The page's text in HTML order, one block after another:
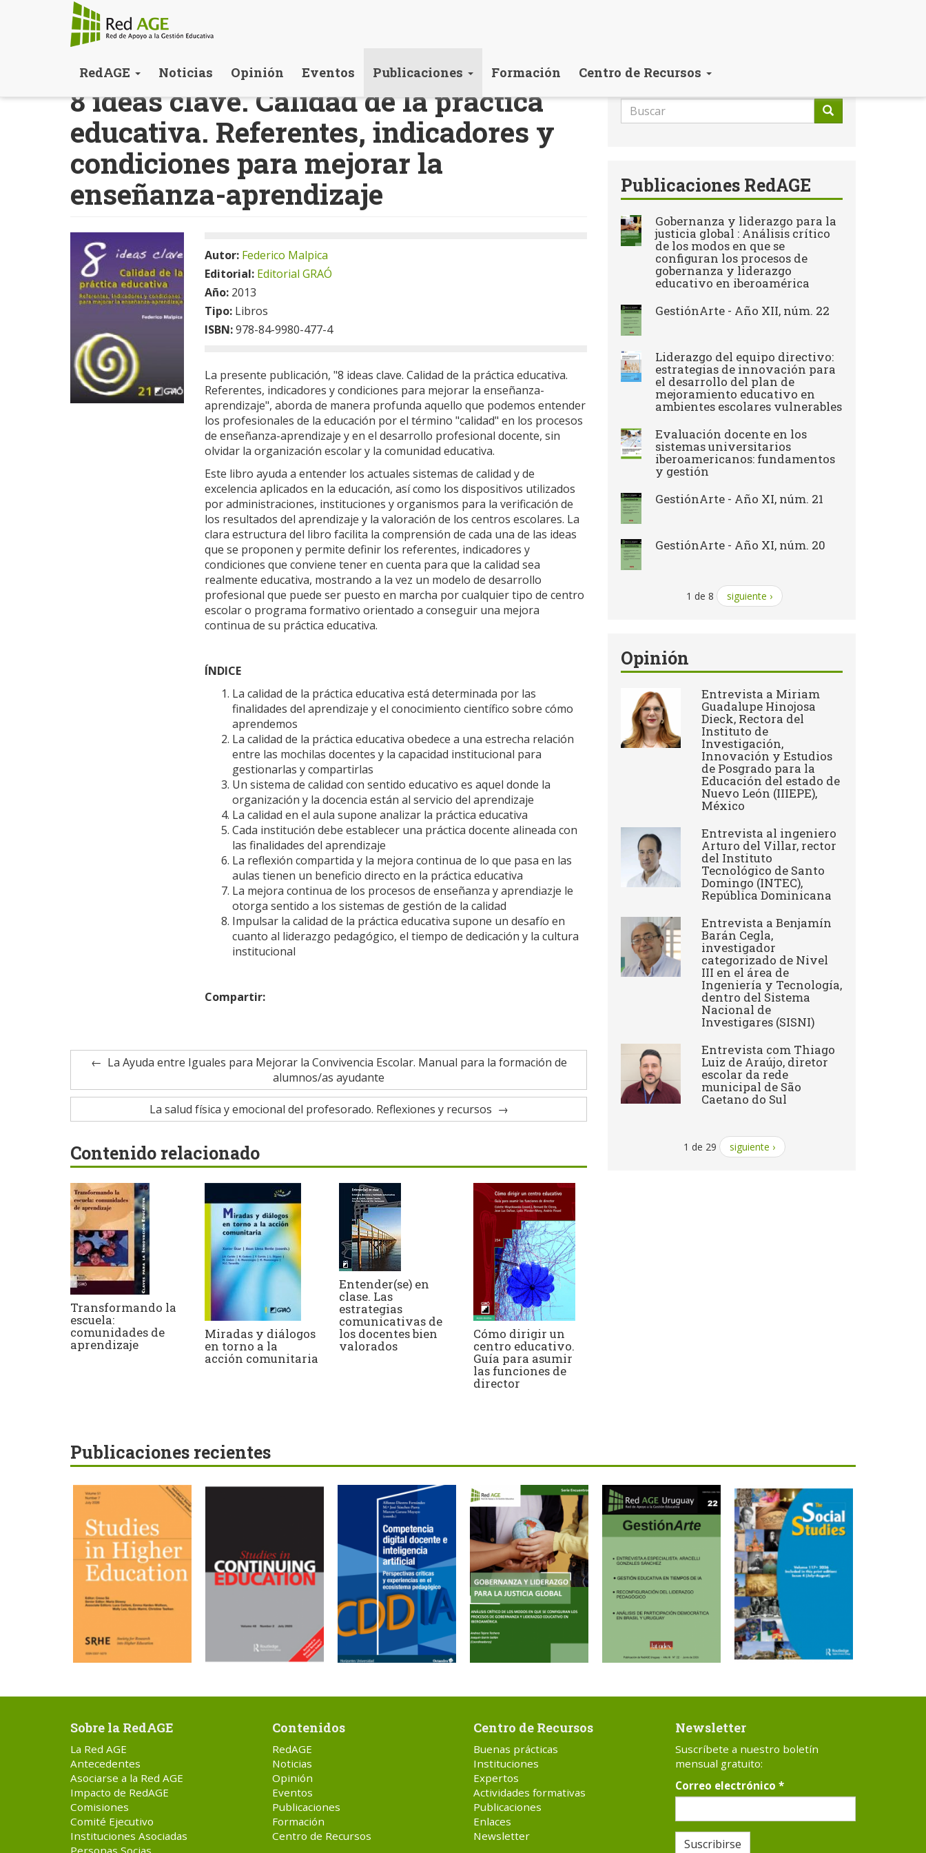
contenido
RedAGE Noticias Opinión Eventos Publicaciones Formación Centro de Recursos
8 ideas clave. Calidad de la práctica
educativa. Referentes, indicadores y
condiciones para mejorar la
enseñanza-aprendizaje
Autor: Federico Malpica
Editorial: Editorial GRAÓ
Año: 2013
Tipo: Libros
ISBN:978-84-9980-477-4
La presente publicación, "8 ideas clave. Calidad de la práctica educativa.
Referentes, indicadores y condiciones para mejorar la enseñanza-
aprendizaje", aborda de manera profunda aquello que podemos entender
los profesionales de la educación por el término "calidad" en los procesos
de enseñanza-aprendizaje y en el desarrollo profesional docente, sin
olvidar la organización escolar y la comunidad educativa.
Este libro ayuda a entender los actuales sistemas de calidad y de
excelencia aplicados en la educación, así como los dispositivos utilizados
por administraciones, instituciones y organismos para la verificación de
los resultados del aprendizaje y la valoración de los centros escolares. La
clara estructura del libro facilita la comprensión de cada una de las ideas
que se proponen y permite definir los referentes, indicadores y
condiciones que conviene tener en cuenta para que la calidad sea
realmente educativa, mostrando a la vez un modelo de desarrollo
profesional que puede ser puesto en marcha por cualquier tipo de centro
escolar o programa formativo orientado a conseguir una mejora
continua de su práctica educativa.
ÍNDICE
La calidad de la práctica educativa está determinada por las
finalidades del aprendizaje y el conocimiento científico sobre cómo
aprendemos
La calidad de la práctica educativa obedece a una estrecha relación
entre las mochilas docentes y la capacidad institucional para
gestionarlas y compartirlas
Un sistema de calidad con sentido educativo es aquel donde la
organización y la docencia están al servicio del aprendizaje
La calidad en el aula supone analizar la práctica educativa
Cada institución debe establecer una práctica docente alineada con
las finalidades del aprendizaje
La reflexión compartida y la mejora continua de lo que pasa en las
aulas tienen un beneficio directo en la práctica educativa
La mejora continua de los procesos de enseñanza y aprendiazje le
otorga sentido a los sistemas de gestión de la calidad
Impulsar la calidad de la práctica educativa supone un desafío en
cuanto al liderazgo pedagógico, el tiempo de dedicación y la cultura
institucional
Compartir:
La Ayuda entre Iguales para Mejorar la Convivencia Escolar. Manual para la formación de
alumnos/as ayudante
La salud física y emocional del profesorado. Reflexiones y recursos
Contenido relacionado
Transformando la
escuela:
comunidades de
aprendizaje
Miradas y diálogos
en torno a la
acción comunitaria
Entender(se) en
clase. Las
estrategias
comunicativas de
los docentes bien
valorados
Cómo dirigir un
centro educativo.
Guía para asumir
las funciones de
director
Formulario
de
Publicaciones RedAGE
Gobernanza y liderazgo para la
justicia global : Análisis crítico
de los modos en que se
configuran los procesos de
gobernanza y liderazgo
educativo en iberoamérica
GestiónArte - Año XII, núm. 22
Liderazgo del equipo directivo:
estrategias de innovación para
el desarrollo del plan de
mejoramiento educativo en
ambientes escolares vulnerables
Evaluación docente en los
sistemas universitarios
iberoamericanos: fundamentos
y gestión
GestiónArte - Año XI, núm. 21
GestiónArte - Año XI, núm. 20
1 de 8 siguiente ›
Opinión
Entrevista a Miriam
Guadalupe Hinojosa
Dieck, Rectora del
Instituto de
Investigación,
Innovación y Estudios
de Posgrado para la
Educación del estado de
Nuevo León (IIIEPE),
México
Entrevista al ingeniero
Arturo del Villar, rector
del Instituto
Tecnológico de Santo
Domingo (INTEC),
República Dominicana
Entrevista a Benjamín
Barán Cegla,
investigador
categorizado de Nivel
III en el área de
Ingeniería y Tecnología,
dentro del Sistema
Nacional de
Investigares (SISNI)
Entrevista com Thiago
Luiz de Araújo, diretor
escolar da rede
municipal de São
Caetano do Sul
1 de 29 siguiente ›
Publicaciones recientes
Sobre la RedAGE
La Red AGE
Antecedentes
Asociarse a la Red AGE
Impacto de RedAGE
Comisiones
Comité Ejecutivo
Instituciones Asociadas
Personas Socias
Contenidos
RedAGE
Noticias
Opinión
Eventos
Publicaciones
Formación
Centro de Recursos
Centro de Recursos
Buenas prácticas
Instituciones
Expertos
Actividades formativas
Publicaciones
Enlaces
Newsletter
Newsletter
Suscríbete a nuestro boletín
mensual gratuito:
Correo electrónico *
Suscribirse